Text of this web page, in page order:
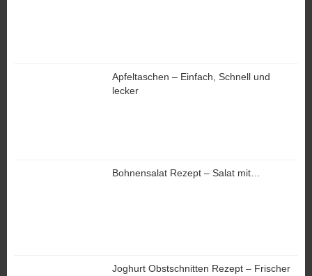
Apfeltaschen – Einfach, Schnell und
lecker
Bohnensalat Rezept – Salat mit…
Joghurt Obstschnitten Rezept – Frischer